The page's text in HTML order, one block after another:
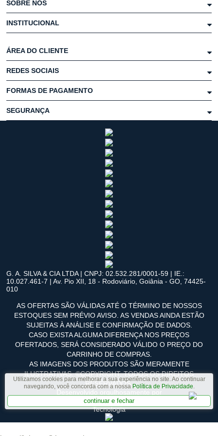
Utilizamos cookies para melhorar a sua experiência no site. Ao continuar
navegando, você concorda com a nossa Política de Privacidade.
continuar e fechar
SOBRE NÓS
INSTITUCIONAL
ÁREA DO CLIENTE
REDES SOCIAIS
FORMAS DE PAGAMENTO
SEGURANÇA
G. A. SILVA & CIA LTDA | CNPJ: 02.532.281/0001-59 | IE.:
10.027.461-7 | Av. Pio XII, 18 - Rodoviário, Goiânia - GO, 74425-
010
AS OFERTAS SÃO VÁLIDAS ATÉ O TÉRMINO DE NOSSOS
ESTOQUES SEM PRÉVIO AVISO. AS VENDAS AINDA ESTÃO
SUJEITAS À ANÁLISE E CONFIRMAÇÃO DE DADOS.
CASO EXISTA ALGUMA DIFERENÇA NOS PREÇOS
OFERTADOS, SERÁ CONSIDERADO VÁLIDO O PREÇO DO
CARRINHO DE COMPRAS.
AS IMAGENS DOS PRODUTOS SÃO MERAMENTE
ILUSTRATIVAS. ©COPYRIGHT. TODOS OS DIREITOS
RESERVADOS.
Tecnologia